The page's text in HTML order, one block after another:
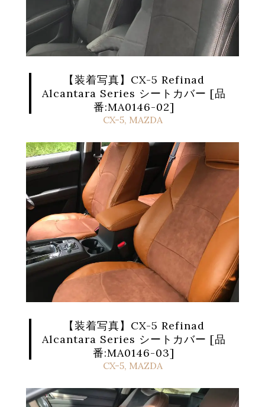
【装着写真】CX-5 Refinad
Alcantara Series シートカバー [品
番:MA0146-02]
CX-5, MAZDA
【装着写真】CX-5 Refinad
Alcantara Series シートカバー [品
番:MA0146-03]
CX-5, MAZDA